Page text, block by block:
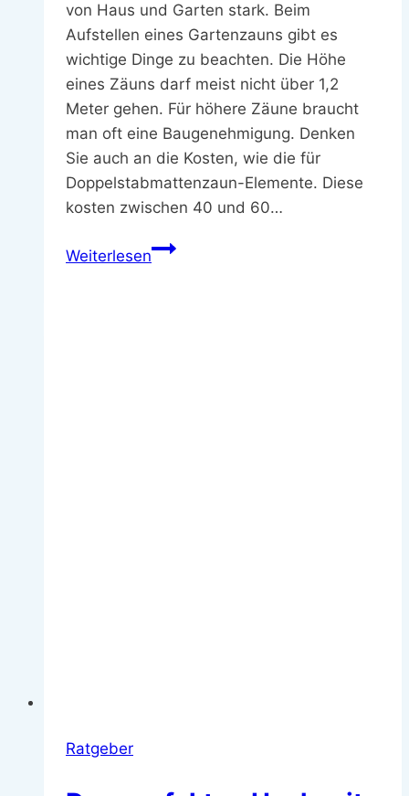
von Haus und Garten stark. Beim
Aufstellen eines Gartenzauns gibt es
wichtige Dinge zu beachten. Die Höhe
eines Zäuns darf meist nicht über 1,2
Meter gehen. Für höhere Zäune braucht
man oft eine Baugenehmigung. Denken
Sie auch an die Kosten, wie die für
Doppelstabmattenzaun-Elemente. Diese
kosten zwischen 40 und 60…
WeiterlesenGartenzaun
Ratgeber